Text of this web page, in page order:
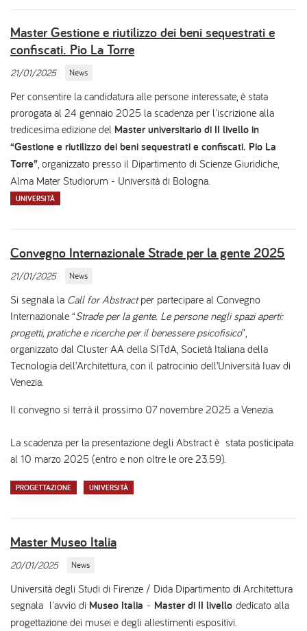
Master Gestione e riutilizzo dei beni sequestrati e
confiscati. Pio La Torre
21/01/2025 News
Per consentire la candidatura alle persone interessate, è stata
prorogata al 24 gennaio 2025 la scadenza per l'iscrizione alla
tredicesima edizione del Master universitario di II livello in
“Gestione e riutilizzo dei beni sequestrati e confiscati. Pio La
Torre”, organizzato presso il Dipartimento di Scienze Giuridiche,
Alma Mater Studiorum - Università di Bologna.
UNIVERSITÀ
Convegno Internazionale Strade per la gente 2025
21/01/2025 News
Si segnala la Call for Abstractper partecipare al Convegno
Internazionale “Strade per la gente. Le persone negli spazi aperti:
progetti, pratiche e ricerche per il benessere psicofisico”,
organizzato dal Cluster AA della SITdA, Società Italiana della
Tecnologia dell’Architettura, con il patrocinio dell’Università Iuav di
Venezia.
Il convegno si terrà il prossimo 07 novembre 2025 a Venezia.
La scadenza per la presentazione degli Abstract è stata posticipata
al 10 marzo 2025 (entro e non oltre le ore 23.59).
PROGETTAZIONE UNIVERSITÀ
Master Museo Italia
20/01/2025 News
Università degli Studi di Firenze / Dida Dipartimento di Architettura
segnala l'avvio di Museo Italia - Master di II livello dedicato alla
progettazione dei musei e degli allestimenti espositivi.